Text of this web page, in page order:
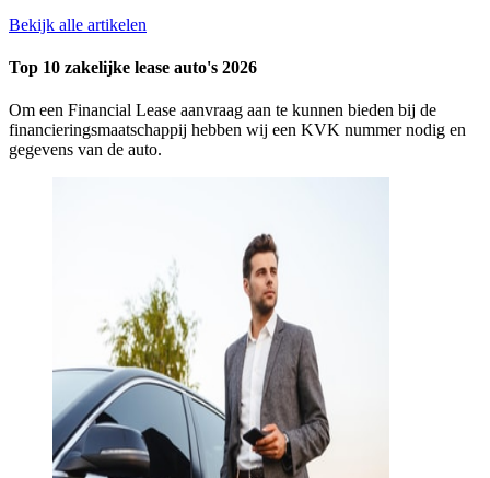
Bekijk alle artikelen
Top 10 zakelijke lease auto's 2026
Om een Financial Lease aanvraag aan te kunnen bieden bij de
financieringsmaatschappij hebben wij een KVK nummer nodig en
gegevens van de auto.